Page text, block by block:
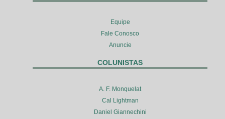
Equipe
Fale Conosco
Anuncie
COLUNISTAS
A. F. Monquelat
Cal Lightman
Daniel Giannechini